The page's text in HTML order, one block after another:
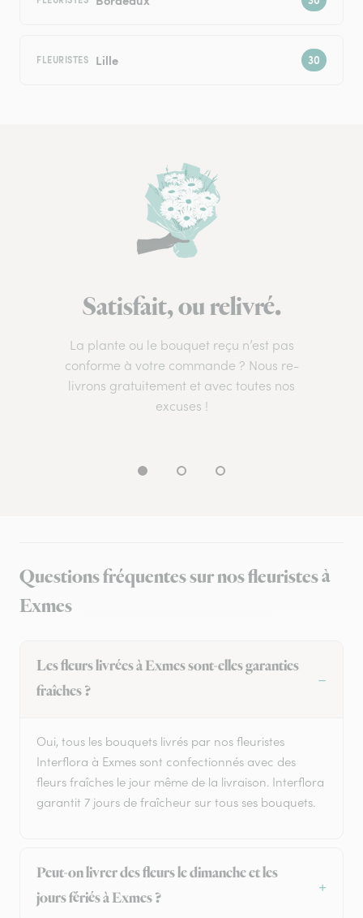
FLEURISTES Lille
Satisfait, ou relivré.
La plante ou le bouquet reçu n’est pas
conforme à votre commande ? Nous re-
livrons gratuitement et avec toutes nos
excuses !
Questions fréquentes sur nos fleuristes à
Exmes
Les fleurs livrées à Exmes sont-elles garanties
fraîches ?
Oui, tous les bouquets livrés par nos fleuristes
Interflora à Exmes sont confectionnés avec des
fleurs fraîches le jour même de la livraison. Interflora
garantit 7 jours de fraîcheur sur tous ses bouquets.
Peut-on livrer des fleurs le dimanche et les
jours fériés à Exmes ?